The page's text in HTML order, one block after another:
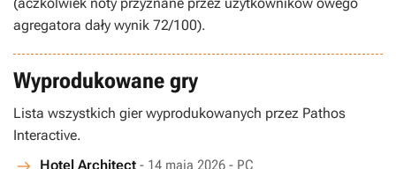
agregatora dały wynik 72/100).
Wyprodukowane gry
Lista wszystkich gier wyprodukowanych przez Pathos
Interactive.
Hotel Architect - 14 maja 2026 - PC